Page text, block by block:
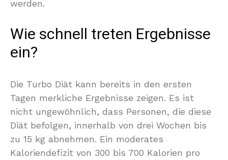
werden.
Wie schnell treten Ergebnisse
ein?
Die Turbo Diät kann bereits in den ersten
Tagen merkliche Ergebnisse zeigen. Es ist
nicht ungewöhnlich, dass Personen, die diese
Diät befolgen, innerhalb von drei Wochen bis
zu 15 kg abnehmen. Ein moderates
Kaloriendefizit von 300 bis 700 Kalorien pro